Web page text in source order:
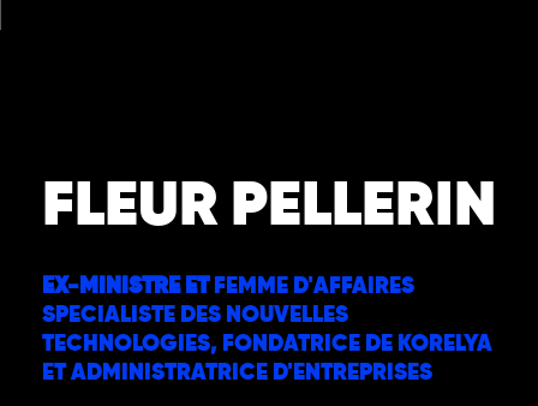
FLEUR PELLERIN
EX-MINISTRE ET FEMME D'AFFAIRES
SPECIALISTE DES NOUVELLES
TECHNOLOGIES, FONDATRICE DE KORELYA
ET ADMINISTRATRICE D'ENTREPRISES